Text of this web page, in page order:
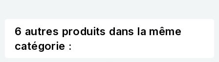
6 autres produits dans la même
catégorie :